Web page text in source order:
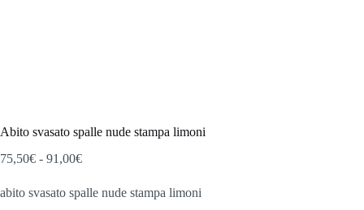
Abito svasato spalle nude stampa limoni
75,50€ - 91,00€Fascia
prezzo:
da
abito svasato spalle nude stampa limoni